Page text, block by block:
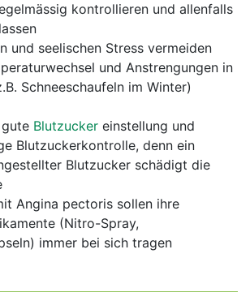
kontrollieren und allenfalls
und seelischen Stress vermeiden
und Anstrengungen in
Schneeschaufeln im Winter)
Blutzucker einstellung und
Blutzuckerkontrolle, denn ein
Blutzucker schädigt die
Angina pectoris sollen ihre
(Nitro-Spray,
immer bei sich tragen